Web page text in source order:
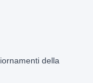
della